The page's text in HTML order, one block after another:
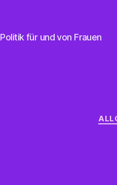
Politik für und von Frauen